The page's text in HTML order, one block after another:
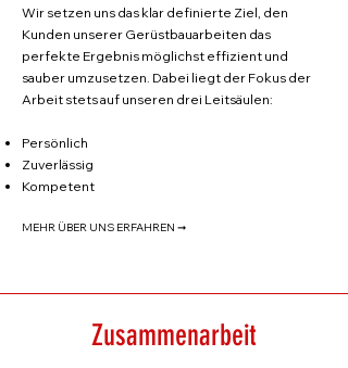
Wir setzen uns das klar definierte Ziel, den
Kunden unserer Gerüstbauarbeiten das
perfekte Ergebnis möglichst effizient und
sauber umzusetzen. Dabei liegt der Fokus der
Arbeit stets auf unseren drei Leitsäulen:
Persönlich
Zuverlässig
Kompetent
MEHR ÜBER UNS ERFAHREN ➞
Zusammenarbeit